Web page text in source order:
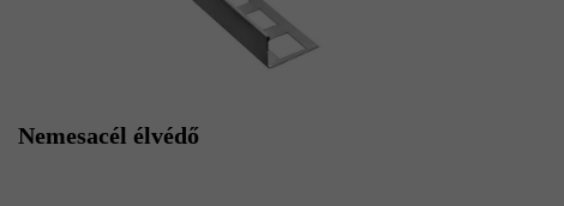
Nemesacél élvédő